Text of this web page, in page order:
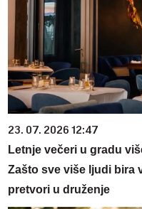
23. 07. 2026 12:47
Letnje večeri u gradu
Zašto sve više ljudi bira
pretvori u druženje